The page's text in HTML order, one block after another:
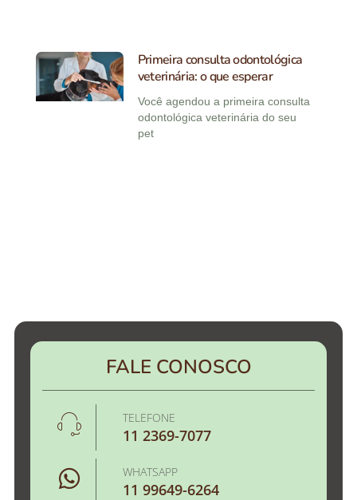
Primeira consulta odontológica
veterinária: o que esperar
Você agendou a primeira consulta
odontológica veterinária do seu
pet
FALE CONOSCO
TELEFONE
11 2369-7077
WHATSAPP
11 99649-6264